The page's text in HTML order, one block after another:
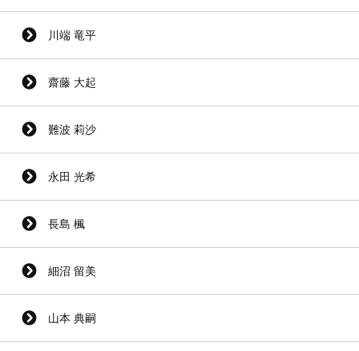
川端 竜平
齋藤 大起
難波 莉沙
永田 光希
長島 楓
細沼 留美
山本 典嗣